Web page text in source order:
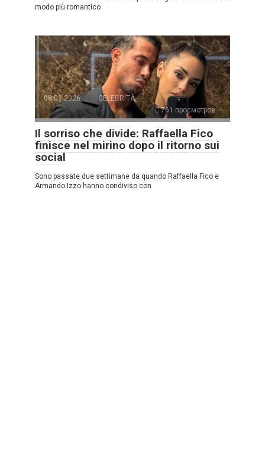
modo più romantico
08.01.2026
CELEBRITÀ
761 просмотров
Il sorriso che divide: Raffaella Fico
finisce nel mirino dopo il ritorno sui
social
Sono passate due settimane da quando Raffaella Fico e
Armando Izzo hanno condiviso con